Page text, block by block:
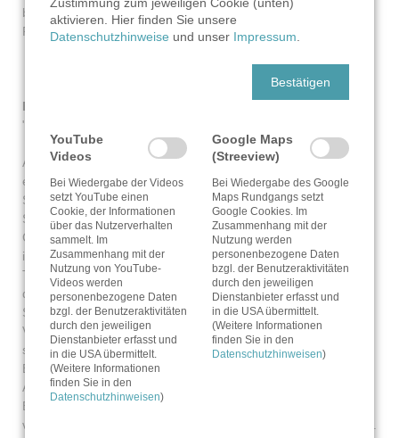
braucht gerade jetzt mehr denn je die Aufmerksamkeit seiner
Familie, weshalb er seine Pläne nach hinten schieben muss.
Band 3 -
"Asche zu Asche, Staub zu Staub"
Als Stefan van der Falk seinen Vater Thomas beerdigt,
empfindet er nicht nur Trauer, sondern auch Erleichterung.
Sein ganzes Leben lang wurde er von Albträumen und
Schuldgefühlen geplagt. Nun ist die Zeit gekommen, die
Geheimnisse seiner Familie zu lüften, die sein Vater jahrelang
im Verborgenen gehalten hat. Eine Welt aus Intrigen,
Tragödien und Lügen eröffnet sich ihm, und mit jedem Schritt,
der ihn der Wahrheit näherbringt, ereignet sich ein
Schicksalsschlag. Stefan beginnt zu zweifeln. Ist es klug, die
Vergangenheit aufzuwühlen? Will seine Schwester Lara, sollte
sie noch leben, überhaupt gefunden werden? Dieser letzte
Band der "Van der Falk"-Trilogie entführt Sie auf eine
Achterbahn der Gefühle. Die Charaktere ziehen Sie in ihren
Bann und lassen Sie nicht mehr los. Es ist eine Geschichte
voller Spannung – ein Pageturner, der Sie atemlos zurücklässt.
aktivieren. Hier finden Sie unsere
Datenschutzhinweise und unser Impressum
Bestätigen
YouTube
Videos
Bei Wiedergabe der Videos
setzt YouTube einen
Cookie, der Informationen
über das Nutzerverhalten
sammelt. Im
Zusammenhang mit der
Nutzung von YouTube-
Videos werden
personenbezogene Daten
bzgl. der Benutzeraktivitäten
durch den jeweiligen
Dienstanbieter erfasst und
in die USA übermittelt.
(Weitere Informationen
finden Sie in den
Datenschutzhinweisen)
Google Maps
(Streeview)
Bei Wiedergabe des Google
Maps Rundgangs setzt
Google Cookies. Im
Zusammenhang mit der
Nutzung werden
personenbezogene Daten
bzgl. der Benutzeraktivitäten
durch den jeweiligen
Dienstanbieter erfasst und
in die USA übermittelt.
(Weitere Informationen
finden Sie in den
Datenschutzhinweisen)